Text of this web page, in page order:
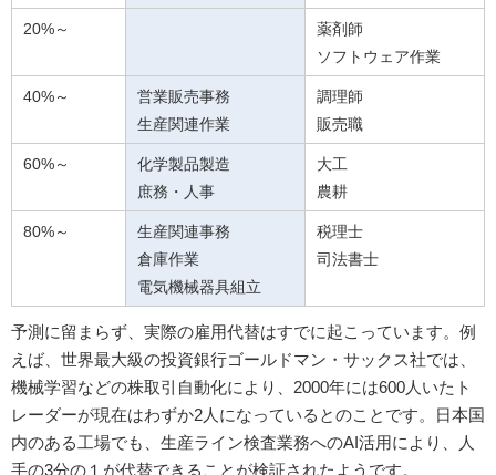
20%～
薬剤師
ソフトウェア作業
40%～
営業販売事務
生産関連作業
調理師
販売職
60%～
化学製品製造
庶務・人事
大工
農耕
80%～
生産関連事務
倉庫作業
電気機械器具組立
税理士
司法書士
予測に留まらず、実際の雇用代替はすでに起こっています。例
えば、世界最大級の投資銀行ゴールドマン・サックス社では、
機械学習などの株取引自動化により、2000年には600人いたト
レーダーが現在はわずか2人になっているとのことです。日本国
内のある工場でも、生産ライン検査業務へのAI活用により、人
手の3分の１が代替できることが検証されたようです。